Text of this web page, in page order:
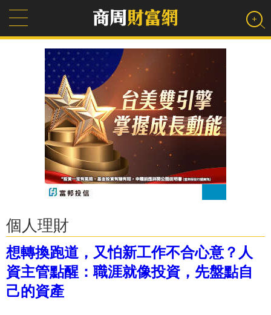
個人理財
想轉換跑道，又怕新工作不合心意？人
資主管點醒：職涯就像投資，先盤點自
己的資產